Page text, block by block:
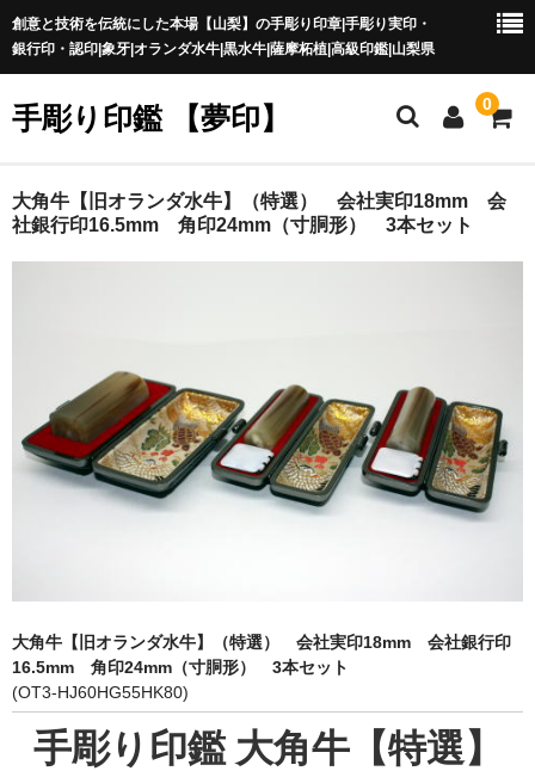
創意と技術を伝統にした本場【山梨】の手彫り印章|手彫り実印・
銀行印・認印|象牙|オランダ水牛|黒水牛|薩摩柘植|高級印鑑|山梨県
手彫り印鑑 【夢印】 0
夢印TOP
印鑑の材質
印鑑の種類
印鑑の書体
印鑑ケース
お客様の声
ご利用案内
お問い合わせ
大角牛【旧オランダ水牛】（特選） 会社実印18mm 会
社銀行印16.5mm 角印24mm（寸胴形） 3本セット
大角牛【旧オランダ水牛】（特選） 会社実印18mm 会社銀行印
16.5mm 角印24mm（寸胴形） 3本セット
(OT3-HJ60HG55HK80)
手彫り印鑑 大角牛【特選】